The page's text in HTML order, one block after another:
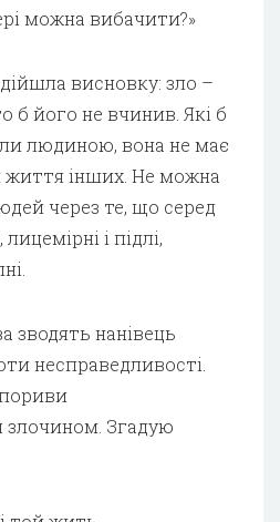
можна вибачити?»
висновку: зло –
б його не вчинив. Які б
людиною, вона не має
життя інших. Не можна
через те, що серед
і підлі,
зводять нанівець
несправедливості.
Згадую